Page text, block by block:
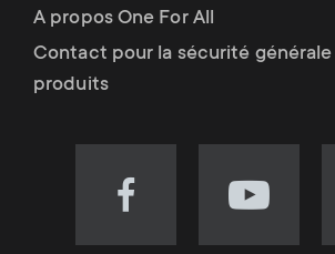
A propos One For All
Contact pour la sécurité
produits
Visit
Visit